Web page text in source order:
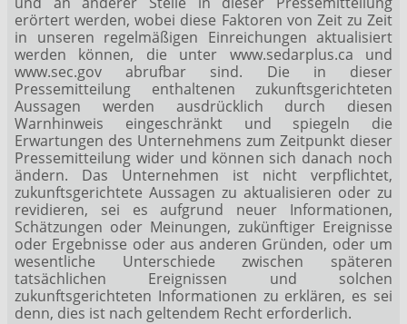
erörtert werden, wobei diese Faktoren von Zeit zu Zeit
in unseren regelmäßigen Einreichungen aktualisiert
werden können, die unter www.sedarplus.ca und
www.sec.gov abrufbar sind. Die in dieser
Pressemitteilung enthaltenen zukunftsgerichteten
Aussagen werden ausdrücklich durch diesen
Warnhinweis eingeschränkt und spiegeln die
Erwartungen des Unternehmens zum Zeitpunkt dieser
Pressemitteilung wider und können sich danach noch
ändern. Das Unternehmen ist nicht verpflichtet,
zukunftsgerichtete Aussagen zu aktualisieren oder zu
revidieren, sei es aufgrund neuer Informationen,
Schätzungen oder Meinungen, zukünftiger Ereignisse
oder Ergebnisse oder aus anderen Gründen, oder um
wesentliche Unterschiede zwischen späteren
tatsächlichen Ereignissen und solchen
zukunftsgerichteten Informationen zu erklären, es sei
denn, dies ist nach geltendem Recht erforderlich.